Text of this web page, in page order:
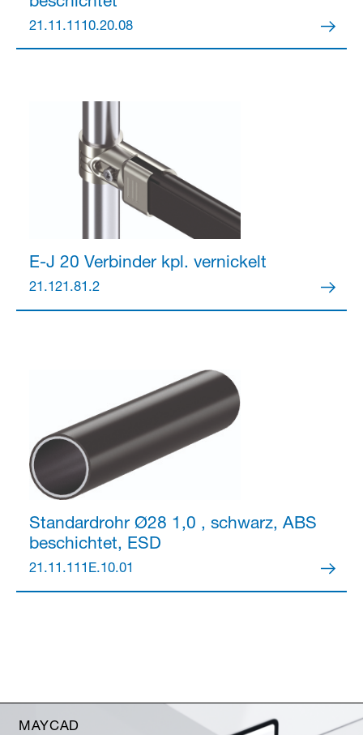
21.11.1110.20.08
E-J 20 Verbinder kpl. vernickelt
21.121.81.2
Standardrohr Ø28 1,0 , schwarz, ABS
beschichtet, ESD
21.11.111E.10.01
MAYCAD
Partner Login
Anmelden